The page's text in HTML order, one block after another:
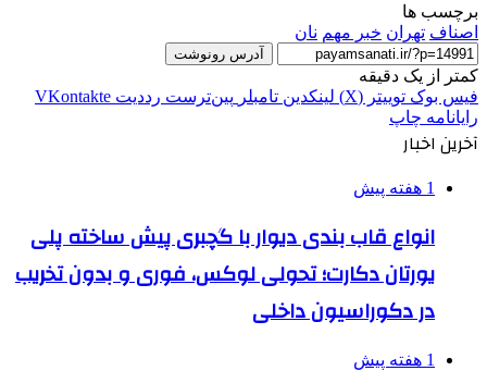
برچسب ها
اصناف تهران خبر مهم نان
آدرس رونوشت
کمتر از یک دقیقه
فیس بوک توییتر (X) لینکدین ‫تامبلر ‫پین‌ترست ‫رددیت ‫VKontakte
رایانامه چاپ
آخرین اخبار
1 هفته پیش
انواع قاب بندی دیوار با گچبری پیش ساخته پلی
یورتان دکارت؛ تحولی لوکس، فوری و بدون تخریب
در دکوراسیون داخلی
1 هفته پیش